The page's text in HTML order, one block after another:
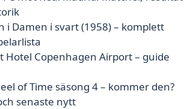
i Damen i svart (1958) – komplett
Hotel Copenhagen Airport – guide
of Time säsong 4 – kommer den?
senaste nytt